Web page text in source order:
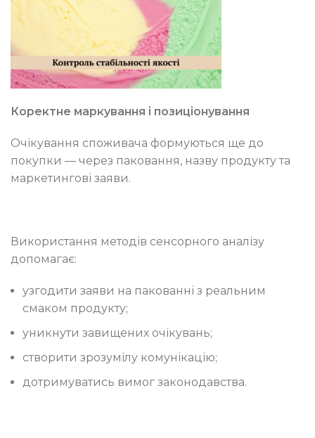
Коректне маркування і позиціонування
Очікування споживача формуються ще до
покупки — через паковання, назву продукту та
маркетингові заяви.
Використання методів сенсорного аналізу
допомагає:
узгодити заяви на пакованні з реальним
смаком продукту;
уникнути завищених очікувань;
створити зрозумілу комунікацію;
дотримуватись вимог законодавства.